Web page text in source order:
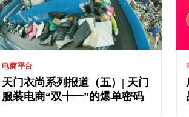
电商平台
天门衣尚系列报道（五）| 天门
服装电商“双十一”的爆单密码